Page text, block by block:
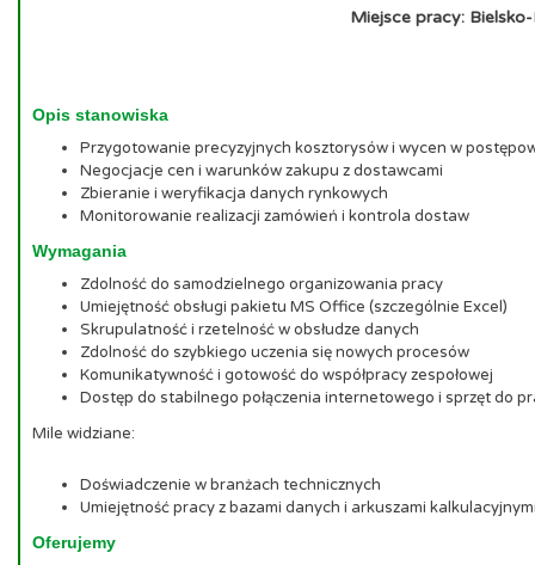
Miejsce pracy: Bielsko-
Opis stanowiska
Przygotowanie precyzyjnych kosztorysów i wycen w
Negocjacje cen i warunków zakupu z dostawcami
Zbieranie i weryfikacja danych rynkowych
Monitorowanie realizacji zamówień i kontrola dostaw
Wymagania
Zdolność do samodzielnego organizowania pracy
Umiejętność obsługi pakietu MS Office (szczególnie Excel)
Skrupulatność i rzetelność w obsłudze danych
Zdolność do szybkiego uczenia się nowych procesów
Komunikatywność i gotowość do współpracy zespołowej
Dostęp do stabilnego połączenia internetowego i sprzęt do
Mile widziane:
Doświadczenie w branżach technicznych
Umiejętność pracy z bazami danych i arkuszami
Oferujemy